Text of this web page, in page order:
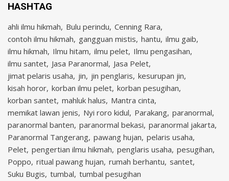
HASHTAG
ahli ilmu hikmah Bulu perindu Cenning Rara
contoh ilmu hikmah gangguan mistis hantu ilmu gaib
ilmu hikmah Ilmu hitam ilmu pelet Ilmu pengasihan
ilmu santet Jasa Paranormal Jasa Pelet
jimat pelaris usaha jin jin penglaris kesurupan jin
kisah horor korban ilmu pelet korban pesugihan
korban santet mahluk halus Mantra cinta
memikat lawan jenis Nyi roro kidul Parakang paranormal
paranormal banten paranormal bekasi paranormal jakarta
Paranormal Tangerang pawang hujan pelaris usaha
Pelet pengertian ilmu hikmah penglaris usaha pesugihan
Poppo ritual pawang hujan rumah berhantu santet
Suku Bugis tumbal tumbal pesugihan